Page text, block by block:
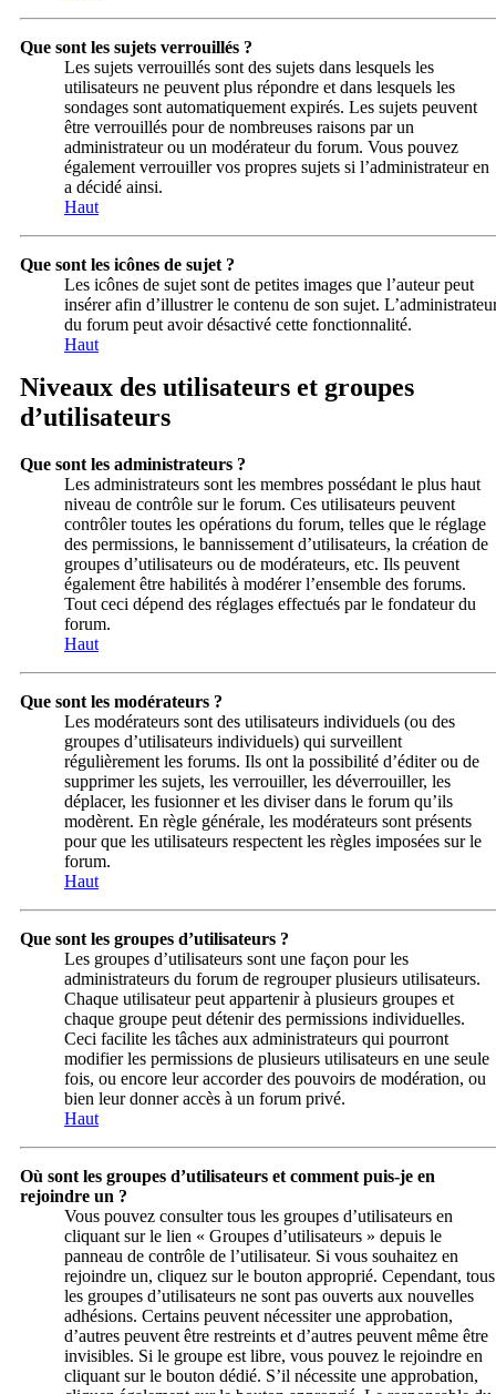
Que sont les sujets verrouillés ?
Les sujets verrouillés sont des sujets dans lesquels les
utilisateurs ne peuvent plus répondre et dans lesquels les
sondages sont automatiquement expirés. Les sujets peuvent
être verrouillés pour de nombreuses raisons par un
administrateur ou un modérateur du forum. Vous pouvez
également verrouiller vos propres sujets si l’administrateur en
a décidé ainsi.
Haut
Que sont les icônes de sujet ?
Les icônes de sujet sont de petites images que l’auteur peut
insérer afin d’illustrer le contenu de son sujet.
du forum peut avoir désactivé cette fonctionnalité.
Haut
Niveaux des utilisateurs et groupes
d’utilisateurs
Que sont les administrateurs ?
Les administrateurs sont les membres possédant le plus haut
niveau de contrôle sur le forum. Ces utilisateurs peuvent
contrôler toutes les opérations du forum, telles que le réglage
des permissions, le bannissement d’utilisateurs, la création de
groupes d’utilisateurs ou de modérateurs, etc. Ils peuvent
également être habilités à modérer l’ensemble des forums.
Tout ceci dépend des réglages effectués par le fondateur du
forum.
Haut
Que sont les modérateurs ?
Les modérateurs sont des utilisateurs individuels (ou des
groupes d’utilisateurs individuels) qui surveillent
régulièrement les forums. Ils ont la possibilité d’éditer ou de
supprimer les sujets, les verrouiller, les déverrouiller, les
déplacer, les fusionner et les diviser dans le forum qu’ils
modèrent. En règle générale, les modérateurs sont présents
pour que les utilisateurs respectent les règles imposées sur le
forum.
Haut
Que sont les groupes d’utilisateurs ?
Les groupes d’utilisateurs sont une façon pour les
administrateurs du forum de regrouper plusieurs utilisateurs.
Chaque utilisateur peut appartenir à plusieurs groupes et
chaque groupe peut détenir des permissions individuelles.
Ceci facilite les tâches aux administrateurs qui pourront
modifier les permissions de plusieurs utilisateurs en une seule
fois, ou encore leur accorder des pouvoirs de modération, ou
bien leur donner accès à un forum privé.
Haut
Où sont les groupes d’utilisateurs et comment puis-je en
rejoindre un ?
Vous pouvez consulter tous les groupes d’utilisateurs en
cliquant sur le lien « Groupes d’utilisateurs » depuis le
panneau de contrôle de l’utilisateur. Si vous souhaitez en
rejoindre un, cliquez sur le bouton approprié. Cependant, tous
les groupes d’utilisateurs ne sont pas ouverts aux nouvelles
adhésions. Certains peuvent nécessiter une approbation,
d’autres peuvent être restreints et d’autres peuvent même être
invisibles. Si le groupe est libre, vous pouvez le rejoindre en
cliquant sur le bouton dédié. S’il nécessite une approbation,